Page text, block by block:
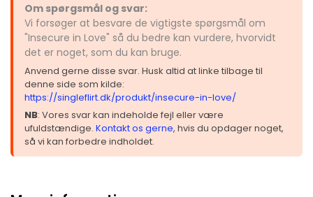
Om spørgsmål og svar:
Vi forsøger at besvare de vigtigste spørgsmål om
"Insecure in Love" så du bedre kan vurdere, hvorvidt
det er noget, som du kan bruge.
Anvend gerne disse svar. Husk altid at linke tilbage til
denne side som kilde:
https://singleflirt.dk/produkt/insecure-in-love/
NB: Vores svar kan indeholde fejl eller være
ufuldstændige. Kontakt os gerne, hvis du opdager noget,
så vi kan forbedre indholdet.